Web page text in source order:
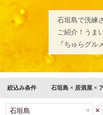
石垣島で洗練
ご紹介！うま
『ちゅらグル
絞込み条件 石垣島 × 居酒屋 ×
×